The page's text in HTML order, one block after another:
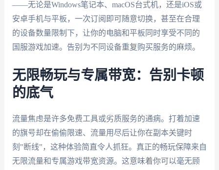
——无论是Windows笔记本、macOS台式机，还是iOS或
安卓手机与平板，一次订阅即可随意切换，甚至在合理
的设备数量限制下，让你的电脑和平板同时享受不同的
国服游戏加速。告别为不同设备重复购买服务的麻烦。
无限畅玩与专属带宽：告别卡顿
的底气
流量焦虑是许多免费工具或劣质服务的通病。打着加速
的旗号却在偷偷限速、流量用尽后让你在副本关键时
刻"断线"，这种体验简直令人抓狂。真正的畅玩保障来自
无限流量和专属游戏带宽资源。这意味着你可以毫无顾